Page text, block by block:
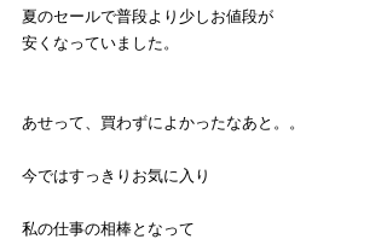
夏のセールで普段より少しお値段が
安くなっていました。
あせって、買わずによかったなあと。。
今ではすっきりお気に入り
私の仕事の相棒となって